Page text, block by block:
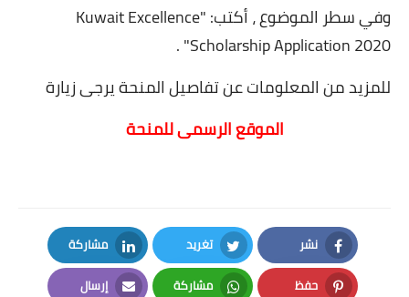
وفي سطر الموضوع ، أكتب: "Kuwait Excellence
Scholarship Application 2020" .
للمزيد من المعلومات عن تفاصيل المنحة يرجى زيارة
الموقع الرسمى للمنحة
نشر
Facebook
تغريد
Twitter
مشاركة
LinkedIn
حفظ مشاركة إرسال